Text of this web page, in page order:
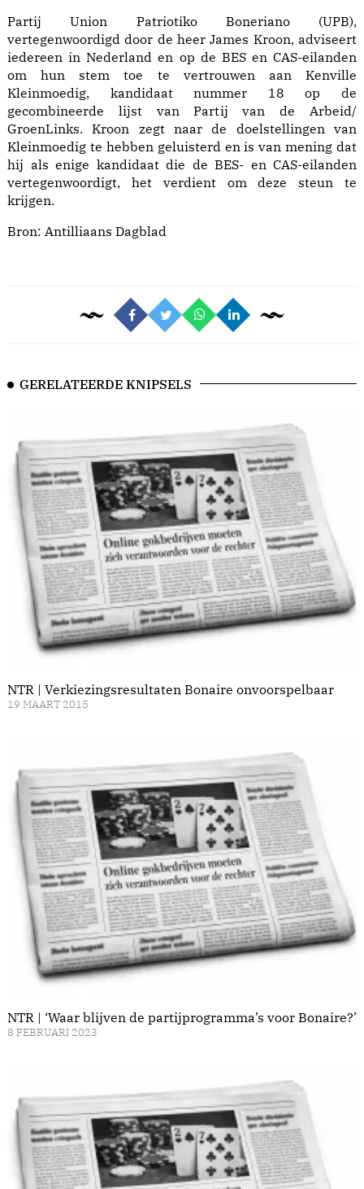
Partij Union Patriotiko Boneriano (UPB),
vertegenwoordigd door de heer James Kroon, adviseert
iedereen in Nederland en op de BES en CAS-eilanden
om hun stem toe te vertrouwen aan Kenville
Kleinmoedig, kandidaat nummer 18 op de
gecombineerde lijst van Partij van de Arbeid/
GroenLinks. Kroon zegt naar de doelstellingen van
Kleinmoedig te hebben geluisterd en is van mening dat
hij als enige kandidaat die de BES- en CAS-eilanden
vertegenwoordigt, het verdient om deze steun te
krijgen.
Bron: Antilliaans Dagblad
GERELATEERDE KNIPSELS
NTR | Verkiezingsresultaten Bonaire onvoorspelbaar
19 MAART 2015
NTR | ‘Waar blijven de partijprogramma’s voor Bonaire?’
8 FEBRUARI 2023